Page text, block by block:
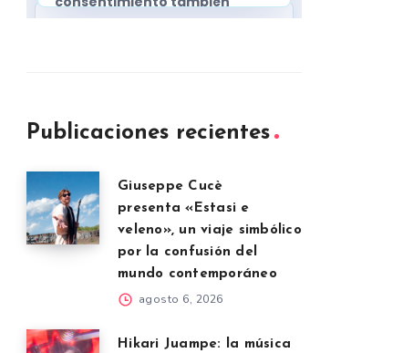
Publicaciones recientes
Giuseppe Cucè
presenta «Estasi e
veleno», un viaje simbólico
por la confusión del
mundo contemporáneo
agosto 6, 2026
Hikari Juampe: la música